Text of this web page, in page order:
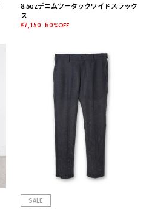
8.5ozデニムツータックワイドスラック
ス
¥7,150 50%OFF
SALE